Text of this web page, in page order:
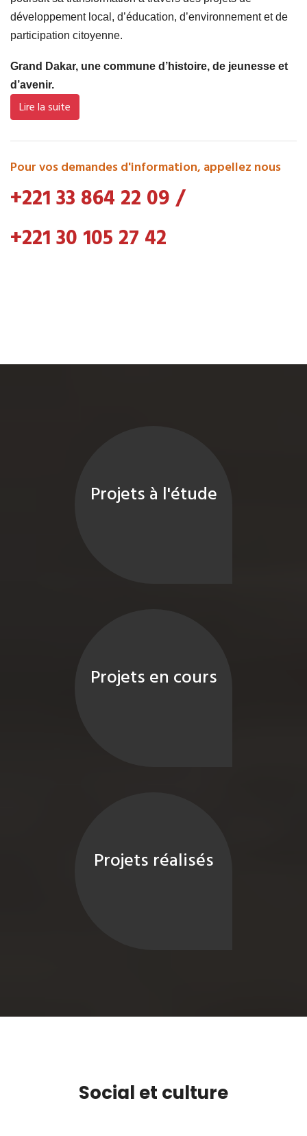
développement local, d’éducation, d’environnement et de
participation citoyenne.
Grand Dakar, une commune d’histoire, de jeunesse et
d’avenir.
Lire la suite
Pour vos demandes d'information, appellez nous
+221 33 864 22 09/
+221 30 105 27 42
Projets à l'étude
Projets en cours
Projets réalisés
Social et culture